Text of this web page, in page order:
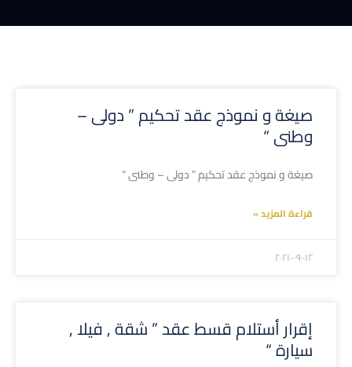
صيغة و نموذج عقد تحكيم ” دولى –
وطنى “
صيغة و نموذج عقد تحكيم ” دولى – وطنى “
قراءة المزيد »
۲۰۲۱-۰۹-۱۲
إقرار أستلام قسط عقد ” شقة , فيلا ,
سيارة “